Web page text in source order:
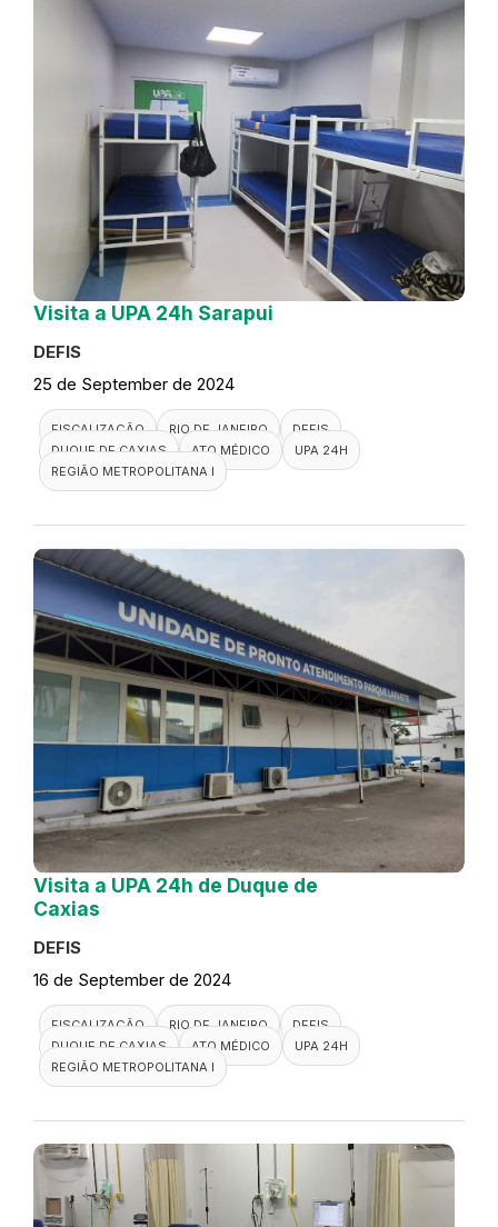
Visita a UPA 24h Sarapui
DEFIS
25 de September de 2024
FISCALIZAÇÃO RIO DE JANEIRO
DEFIS
DUQUE DE CAXIAS
ATO MÉDICO
UPA 24H
REGIÃO METROPOLITANA I
Visita a UPA 24h de Duque de
Caxias
DEFIS
16 de September de 2024
FISCALIZAÇÃO RIO DE JANEIRO
DEFIS
DUQUE DE CAXIAS
ATO MÉDICO
UPA 24H
REGIÃO METROPOLITANA I